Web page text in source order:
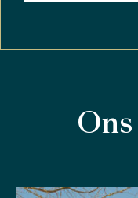
Ons